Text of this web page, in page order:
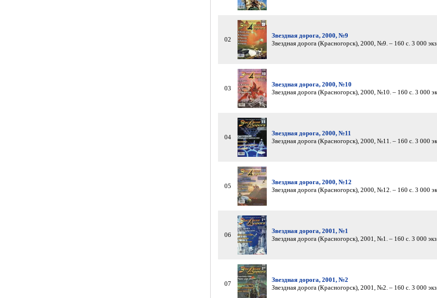
02
Звездная дорога, 2000, №9
Звездная дорога (Красногорск), 2000, №9. – 160 с. 3 000
03
Звездная дорога, 2000, №10
Звездная дорога (Красногорск), 2000, №10. – 160 с. 3 000
04
Звездная дорога, 2000, №11
Звездная дорога (Красногорск), 2000, №11. – 160 с. 3 000
05
Звездная дорога, 2000, №12
Звездная дорога (Красногорск), 2000, №12. – 160 с. 3 000
06
Звездная дорога, 2001, №1
Звездная дорога (Красногорск), 2001, №1. – 160 с. 3 000
07
Звездная дорога, 2001, №2
Звездная дорога (Красногорск), 2001, №2. – 160 с. 3 000